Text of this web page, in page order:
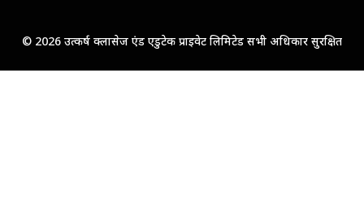
© 2026 उत्कर्ष क्लासेज एंड एडुटेक प्राइवेट लिमिटेड सभी अधिकार सुरक्षित